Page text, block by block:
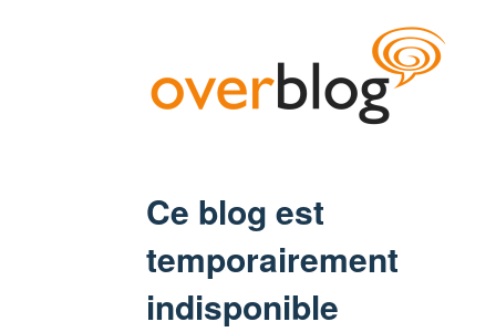
Ce blog est
temporairement
indisponible